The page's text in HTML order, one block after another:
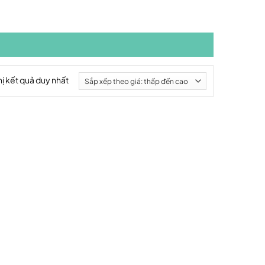
kết quả duy nhất